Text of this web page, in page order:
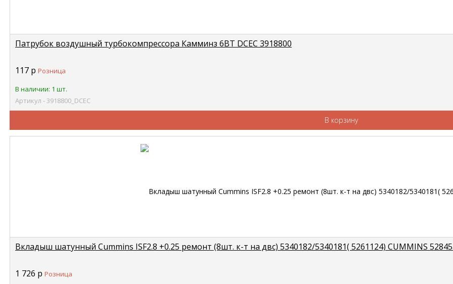
Патрубок воздушный турбокомпрессора Камминз 6BT DCEC 3918800
117 р Розница
В наличии: 1 шт.
Артикул - 3918800_DCEC
В корзину
Вкладыш шатунный Cummins ISF2.8 +0.25 ремонт (8шт. к-т на двс) 5340182/5340181( 5261124) CUMMINS
1 726 р Розница